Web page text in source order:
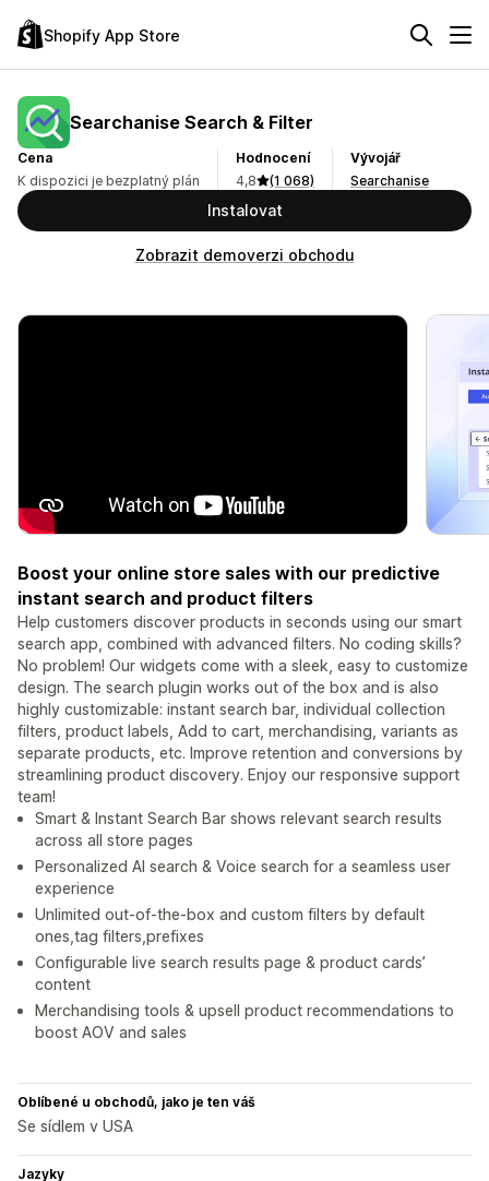
Shopify App Store
Searchanise Search & Filter
Cena
K dispozici je bezplatný plán
Hodnocení
4,8
(1 068)
Vývojář
Searchanise
Instalovat
Zobrazit demoverzi obchodu
Boost your online store sales with our predictive
instant search and product filters
Help customers discover products in seconds using our smart
search app, combined with advanced filters. No coding skills?
No problem! Our widgets come with a sleek, easy to customize
design. The search plugin works out of the box and is also
highly customizable: instant search bar, individual collection
filters, product labels, Add to cart, merchandising, variants as
separate products, etc. Improve retention and conversions by
streamlining product discovery. Enjoy our responsive support
team!
Smart & Instant Search Bar shows relevant search results
across all store pages
Personalized AI search & Voice search for a seamless user
experience
Unlimited out-of-the-box and custom filters by default
ones,tag filters,prefixes
Configurable live search results page & product cards’
content
Merchandising tools & upsell product recommendations to
boost AOV and sales
Oblíbené u obchodů, jako je ten váš
Se sídlem v USA
Jazyky